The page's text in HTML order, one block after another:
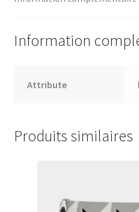
Information
Attribute
Produits similaires